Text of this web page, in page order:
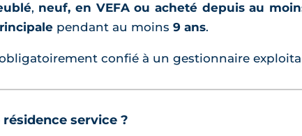
, neuf, en VEFA ou acheté depuis au
pendant au moins 9 ans.
confié à un gestionnaire
résidence service ?